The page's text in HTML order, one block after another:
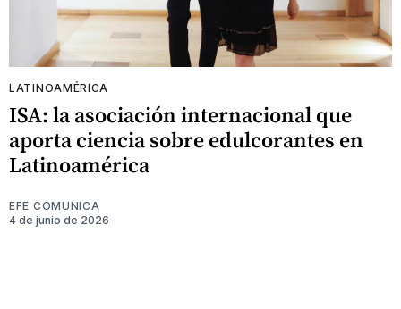
LATINOAMÉRICA
ISA: la asociación internacional que
aporta ciencia sobre edulcorantes en
Latinoamérica
EFE COMUNICA
4 de junio de 2026